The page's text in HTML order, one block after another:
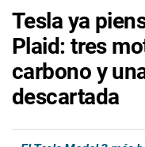
Tesla ya
Plaid: tres
carbono y
descartada